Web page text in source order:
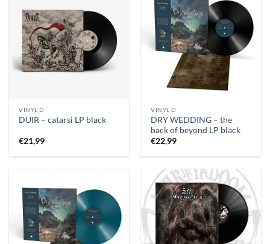
VINYL D
DUIR – catarsi LP black
€21,99
VINYL D
DRY WEDDING – the
back of beyond LP black
€22,99